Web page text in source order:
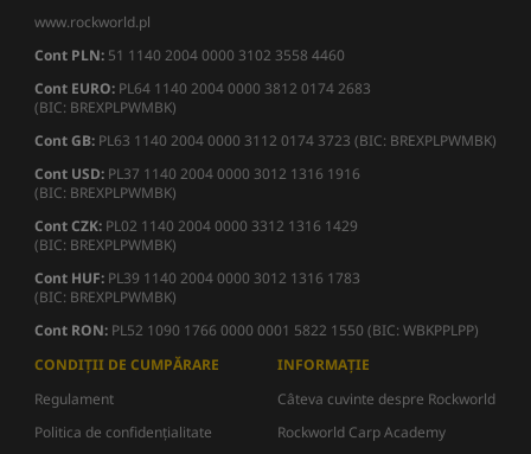
www.rockworld.pl
Cont PLN: 51 1140 2004 0000 3102 3558 4460
Cont EURO: PL64 1140 2004 0000 3812 0174 2683
(BIC: BREXPLPWMBK)
Cont GB: PL63 1140 2004 0000 3112 0174 3723 (BIC: BREXPLPWMBK)
Cont USD: PL37 1140 2004 0000 3012 1316 1916
(BIC: BREXPLPWMBK)
Cont CZK: PL02 1140 2004 0000 3312 1316 1429
(BIC: BREXPLPWMBK)
Cont HUF: PL39 1140 2004 0000 3012 1316 1783
(BIC: BREXPLPWMBK)
Cont RON: PL52 1090 1766 0000 0001 5822 1550 (BIC: WBKPPLPP)
CONDIȚII DE CUMPĂRARE
Regulament
Politica de confidențialitate
INFORMAȚIE
Câteva cuvinte despre Rockworld
Rockworld Carp Academy